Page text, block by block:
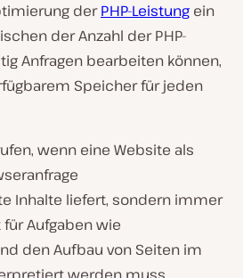
derPHP-Leistung ein
der Anzahl der PHP-
Anfragen bearbeiten können,
Speicher für jeden
wenn eine Website als
Inhalte liefert, sondern immer
Aufgaben wie
den Aufbau von Seiten im